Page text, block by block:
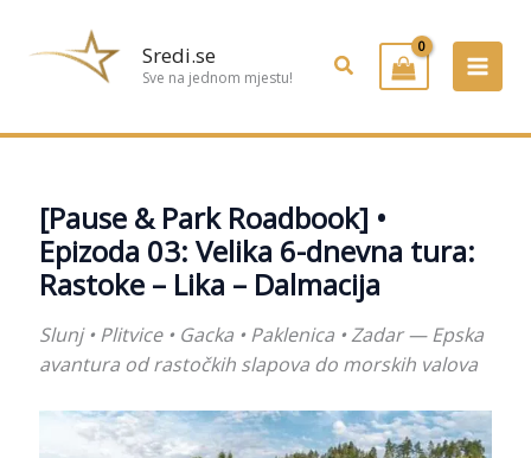
Sredi.se
Sve na jednom mjestu! Pretraživanje
[Pause & Park Roadbook] •
Epizoda 03: Velika 6-dnevna tura:
Rastoke – Lika – Dalmacija
Slunj • Plitvice • Gacka • Paklenica • Zadar — Epska
avantura od rastočkih slapova do morskih valova